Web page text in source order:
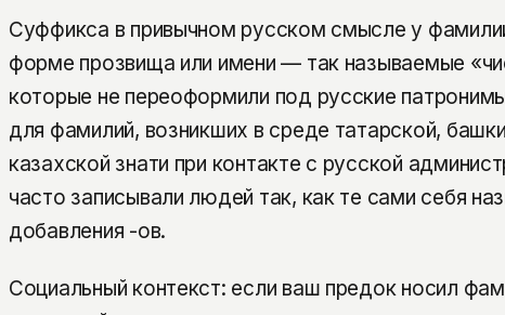
Суффикса в привычном русском смысле у
форме прозвища или имени — так называемые
которые не переоформили под русские
для фамилий, возникших в среде татарской,
казахской знати при контакте с русской
часто записывали людей так, как те сами себя
добавления -ов.
Социальный контекст: если ваш предок носил